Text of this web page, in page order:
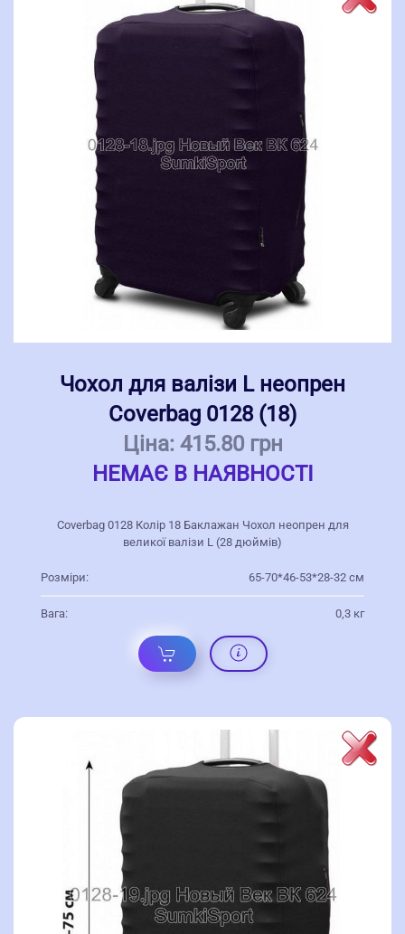
Чохол для валізи L неопрен
Coverbag 0128 (18)
Ціна: 415.80 грн
НЕМАЄ В НАЯВНОСТІ
Coverbag 0128 Колір 18 Баклажан Чохол неопрен для
великої валізи L (28 дюймів)
Розміри: 65-70*46-53*28-32 см
Вага: 0,3 кг